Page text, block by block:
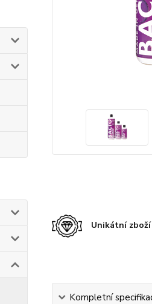
Unikátní zboží
Kompletní